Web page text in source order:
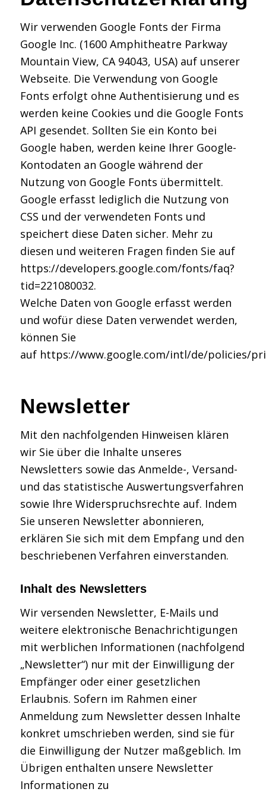
Wir verwenden Google Fonts der Firma
Google Inc. (1600 Amphitheatre Parkway
Mountain View, CA 94043, USA) auf unserer
Webseite. Die Verwendung von Google
Fonts erfolgt ohne Authentisierung und es
werden keine Cookies und die Google Fonts
API gesendet. Sollten Sie ein Konto bei
Google haben, werden keine Ihrer Google-
Kontodaten an Google während der
Nutzung von Google Fonts übermittelt.
Google erfasst lediglich die Nutzung von
CSS und der verwendeten Fonts und
speichert diese Daten sicher. Mehr zu
diesen und weiteren Fragen finden Sie auf
https://developers.google.com/fonts/faq?
tid=221080032.
Welche Daten von Google erfasst werden
und wofür diese Daten verwendet werden,
können Sie
auf https://www.google.com/intl/de/policies/
Newsletter
Mit den nachfolgenden Hinweisen klären
wir Sie über die Inhalte unseres
Newsletters sowie das Anmelde-, Versand-
und das statistische Auswertungsverfahren
sowie Ihre Widerspruchsrechte auf. Indem
Sie unseren Newsletter abonnieren,
erklären Sie sich mit dem Empfang und den
beschriebenen Verfahren einverstanden.
Inhalt des Newsletters
Wir versenden Newsletter, E-Mails und
weitere elektronische Benachrichtigungen
mit werblichen Informationen (nachfolgend
„Newsletter“) nur mit der Einwilligung der
Empfänger oder einer gesetzlichen
Erlaubnis. Sofern im Rahmen einer
Anmeldung zum Newsletter dessen Inhalte
konkret umschrieben werden, sind sie für
die Einwilligung der Nutzer maßgeblich. Im
Übrigen enthalten unsere Newsletter
Informationen zu